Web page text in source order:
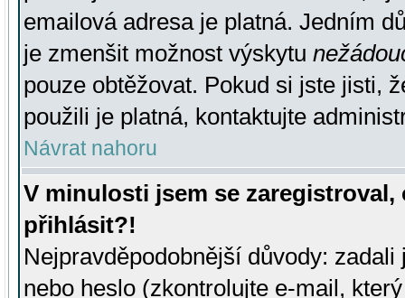
emailová adresa je platná. Jedním
je zmenšit možnost výskytu
pouze obtěžovat. Pokud si jste jisti,
použili je platná, kontaktujte
Návrat nahoru
V minulosti jsem se
přihlásit?!
Nejpravděpodobnější důvody:
nebo heslo (zkontrolujte e-mail,